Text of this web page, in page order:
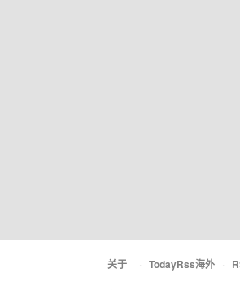
关于 · TodayRss海外 ·